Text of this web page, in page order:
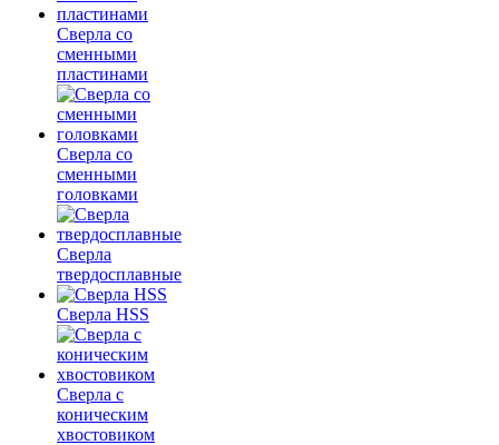
Сверла со
сменными
пластинами
Сверла со
сменными
головками
Сверла
твердосплавные
Сверла HSS
Сверла с
коническим
хвостовиком